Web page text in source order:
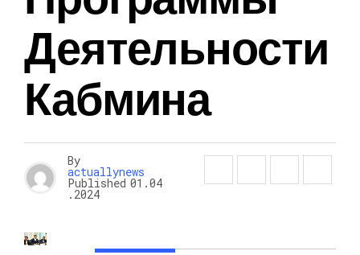
Деятельности
Кабмина
By
actuallynews
Published 01.04
.2024